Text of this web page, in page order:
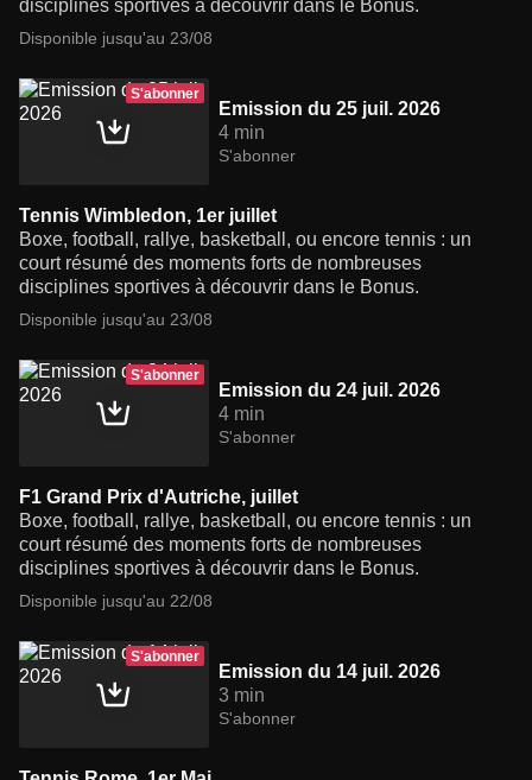
disciplines sportives à découvrir dans le Bonus.
Disponible jusqu'au 23/08
S'abonner
Emission du 25 juil. 2026
4 min
S'abonner
Tennis Wimbledon, 1er juillet
Boxe, football, rallye, basketball, ou encore tennis : un
court résumé des moments forts de nombreuses
disciplines sportives à découvrir dans le Bonus.
Disponible jusqu'au 23/08
S'abonner
Emission du 24 juil. 2026
4 min
S'abonner
F1 Grand Prix d'Autriche, juillet
Boxe, football, rallye, basketball, ou encore tennis : un
court résumé des moments forts de nombreuses
disciplines sportives à découvrir dans le Bonus.
Disponible jusqu'au 22/08
S'abonner
Emission du 14 juil. 2026
3 min
S'abonner